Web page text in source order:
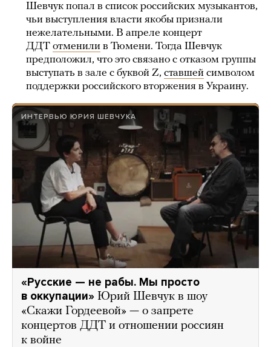
Шевчук попал в список российских музыкантов,
чьи выступления власти якобы признали
нежелательными. В апреле концерт
ДДТ отменили в Тюмени. Тогда Шевчук
предположил, что это связано с отказом группы
выступать в зале с буквой Z, ставшей символом
поддержки российского вторжения в Украину.
ИНТЕРВЬЮ ЮРИЯ ШЕВЧУКА
«Русские — не рабы. Мы просто
в оккупации» Юрий Шевчук в шоу
«Скажи Гордеевой» — о запрете
концертов ДДТ и отношении россиян
к войне